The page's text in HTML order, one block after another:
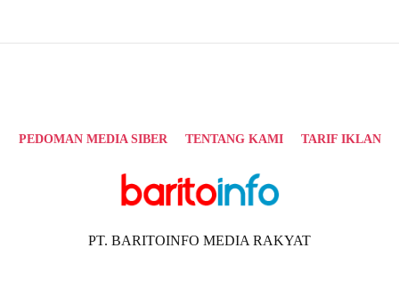
PEDOMAN MEDIA SIBER TENTANG KAMI TARIF IKLAN
PT. BARITOINFO MEDIA RAKYAT